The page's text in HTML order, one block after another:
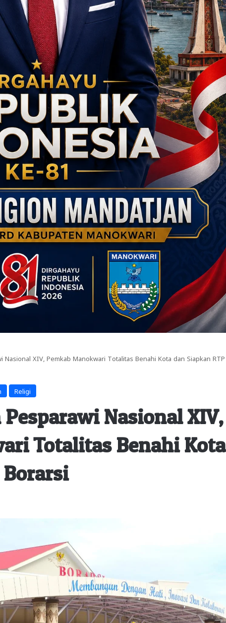
Nasional XIV, Pemkab Manokwari Totalitas Benahi Kota dan Siapkan RTP
Religi
Nasional XIV,
Totalitas Benahi Kota
Borarsi